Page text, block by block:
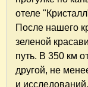
отеле
После нашего
зеленой
путь. В 350 км
другой, не
и